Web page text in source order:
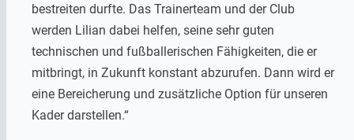
bestreiten durfte. Das Trainerteam und der Club
werden Lilian dabei helfen, seine sehr guten
technischen und fußballerischen Fähigkeiten, die er
mitbringt, in Zukunft konstant abzurufen. Dann wird er
eine Bereicherung und zusätzliche Option für unseren
Kader darstellen.“